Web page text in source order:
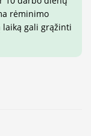
rėminimo
laiką gali grąžinti